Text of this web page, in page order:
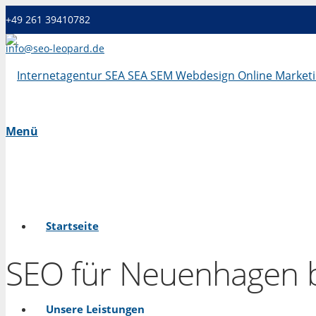
+49 261 39410782
info@seo-leopard.de
Mo - Fr 09.00 Uhr - 18.00 Uhr
Menü
Startseite
Unsere Leistungen
SEO für Neuenhagen